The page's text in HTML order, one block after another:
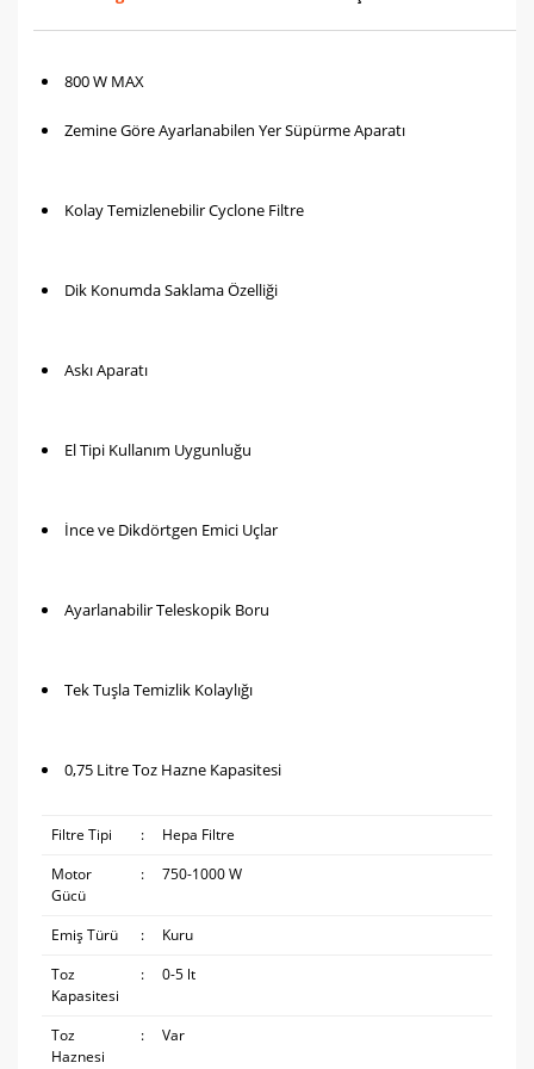
800 W MAX
Zemine Göre Ayarlanabilen Yer Süpürme Aparatı
Kolay Temizlenebilir Cyclone Filtre
Dik Konumda Saklama Özelliği
Askı Aparatı
El Tipi Kullanım Uygunluğu
İnce ve Dikdörtgen Emici Uçlar
Ayarlanabilir Teleskopik Boru
Tek Tuşla Temizlik Kolaylığı
0,75 Litre Toz Hazne Kapasitesi
Filtre Tipi :
Hepa Filtre
Motor
Gücü
: 750-1000 W
Emiş Türü :
Kuru
Toz
Kapasitesi
: 0-5 lt
Toz
Haznesi
: Var